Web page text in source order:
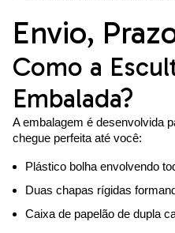
Envio,
Como a
Embalada?
A embalagem é desenvolvida
chegue perfeita até você:
Plástico bolha envolvendo
Duas chapas rígidas
Caixa de papelão de dupla